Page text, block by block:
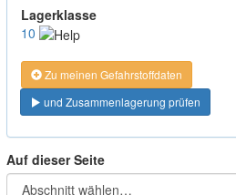
Lagerklasse
10
Zu meinen Gefahrstoffdaten
und Zusammenlagerung prüfen
Auf dieser Seite